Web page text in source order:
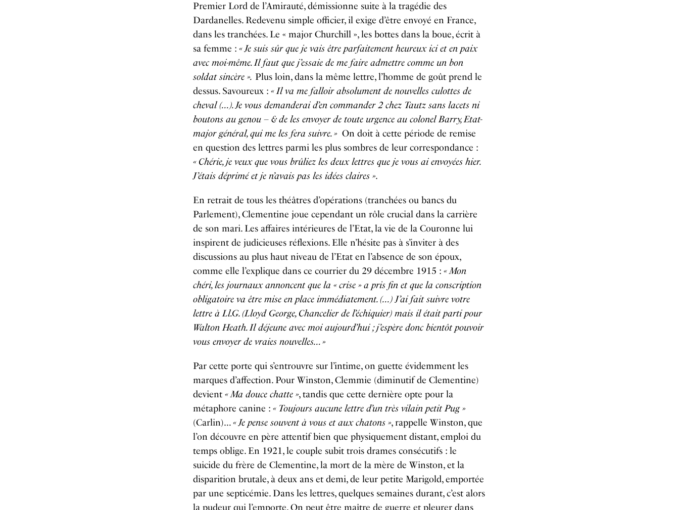
Premier Lord de l’Amirauté, démissionne suite à la tragédie des
Dardanelles. Redevenu simple officier, il exige d’être envoyé en France,
dans les tranchées. Le « major Churchill », les bottes dans la boue, écrit à
sa femme : « Je suis sûr que je vais être parfaitement heureux ici et en paix
avec moi-même. Il faut que j’essaie de me faire admettre comme un bon
soldat sincère ». Plus loin, dans la même lettre, l’homme de goût prend le
dessus. Savoureux : « Il va me falloir absolument de nouvelles culottes de
cheval (…). Je vous demanderai d’en commander 2 chez Tautz sans lacets ni
boutons au genou – & de les envoyer de toute urgence au colonel Barry, Etat-
major général, qui me les fera suivre. » On doit à cette période de remise
en question des lettres parmi les plus sombres de leur correspondance :
« Chérie, je veux que vous brûliez les deux lettres que je vous ai envoyées hier.
J’étais déprimé et je n’avais pas les idées claires ».
En retrait de tous les théâtres d’opérations (tranchées ou bancs du
Parlement), Clementine joue cependant un rôle crucial dans la carrière
de son mari. Les affaires intérieures de l’Etat, la vie de la Couronne lui
inspirent de judicieuses réflexions. Elle n’hésite pas à s’inviter à des
discussions au plus haut niveau de l’Etat en l’absence de son époux,
comme elle l’explique dans ce courrier du 29 décembre 1915 : « Mon
chéri, les journaux annoncent que la « crise » a pris fin et que la conscription
obligatoire va être mise en place immédiatement. (…) J’ai fait suivre votre
lettre à Ll.G. (Lloyd George, Chancelier de l’échiquier) mais il était parti pour
Walton Heath. Il déjeune avec moi aujourd’hui ; j’espère donc bientôt pouvoir
vous envoyer de vraies nouvelles… »
Par cette porte qui s’entrouvre sur l’intime, on guette évidemment les
marques d’affection. Pour Winston, Clemmie (diminutif de Clementine)
devient « Ma douce chatte », tandis que cette dernière opte pour la
métaphore canine : « Toujours aucune lettre d’un très vilain petit Pug »
(Carlin)…« Je pense souvent à vous et aux chatons », rappelle Winston, que
l’on découvre en père attentif bien que physiquement distant, emploi du
temps oblige. En 1921, le couple subit trois drames consécutifs : le
suicide du frère de Clementine, la mort de la mère de Winston, et la
disparition brutale, à deux ans et demi, de leur petite Marigold, emportée
par une septicémie. Dans les lettres, quelques semaines durant, c’est alors
la pudeur qui l’emporte. On peut être maître de guerre et pleurer dans